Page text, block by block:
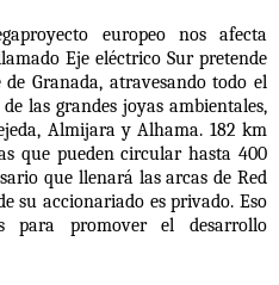
europeo nos afecta
Eje eléctrico Sur pretende
Granada, atravesando todo el
las grandes joyas ambientales,
Almijara y Alhama. 182 km
que pueden circular hasta 400
que llenará las arcas de Red
su accionariado es privado. Eso
para promover el desarrollo